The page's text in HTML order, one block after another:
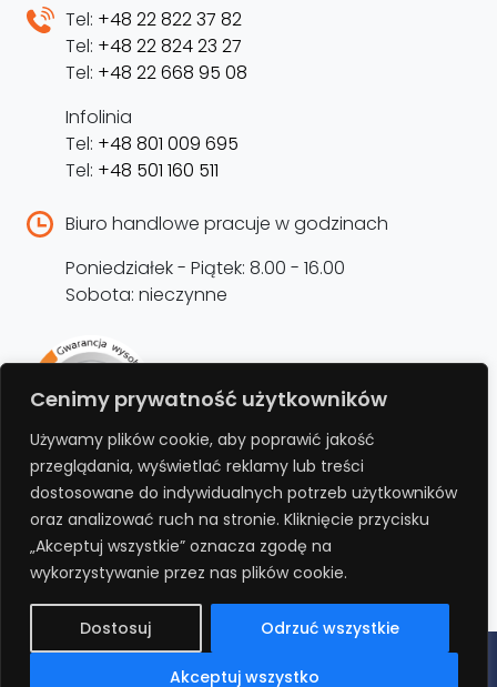
Cenimy prywatność użytkowników
Używamy plików cookie, aby poprawić jakość
przeglądania, wyświetlać reklamy lub treści
dostosowane do indywidualnych potrzeb użytkowników
oraz analizować ruch na stronie. Kliknięcie przycisku
„Akceptuj wszystkie” oznacza zgodę na
wykorzystywanie przez nas plików cookie.
Dostosuj Odrzuć wszystkie
Akceptuj wszystko
Tel: +48 22 822 37 82
Tel: +48 22 824 23 27
Tel: +48 22 668 95 08
Infolinia
Tel: +48 801 009 695
Tel: +48 501 160 511
Biuro handlowe pracuje w godzinach
Poniedziałek - Piątek: 8.00 - 16.00
Sobota: nieczynne
przedłużenie gwarancji
Bezpłatnie przedłuż gwarancję o kolejne 12
miesięcy rejestrując produkt na stronie.
REJESTRUJ
Polityka prywatności Regulamin RODO